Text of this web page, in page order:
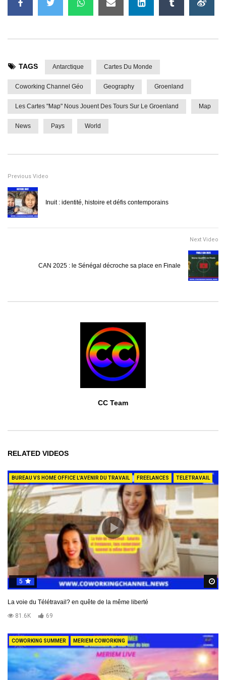
TAGS Antarctique Cartes Du Monde
Coworking Channel Géo Geography Groenland
Les Cartes "Map" Nous Jouent Des Tours Sur Le Groenland Map
News Pays World
Previous Video
Inuit : identité, histoire et défis contemporains
Next Video
CAN 2025 : le Sénégal décroche sa place en Finale
CC Team
RELATED VIDEOS
BUREAU VS HOME OFFICE L'AVENIR DU TRAVAIL FREELANCES TELETRAVAIL
5
La voie du Télétravail? en quête de la même liberté
81.6K
69
COWORKING SUMMER MERIEM COWORKING